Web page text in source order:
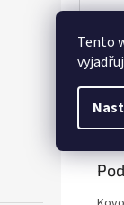
Tento